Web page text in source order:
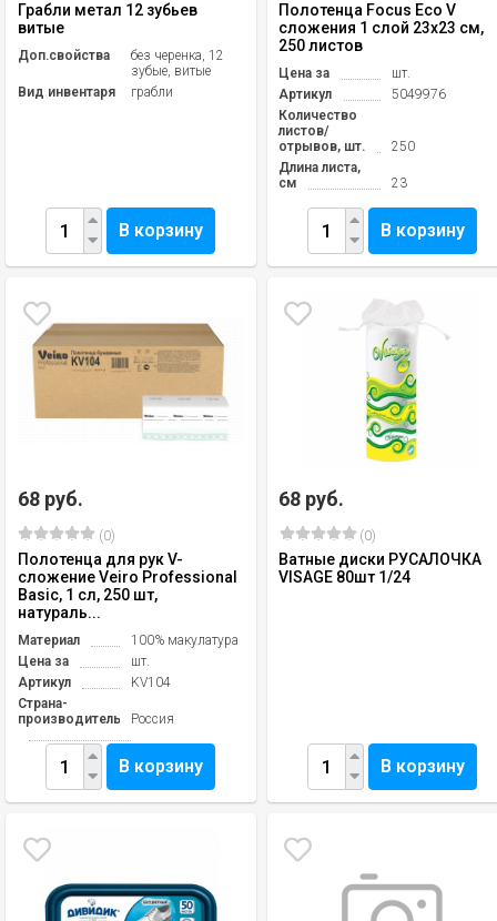
Грабли метал 12 зубьев
витые
Доп.свойства
без черенка, 12
зубые, витые
Вид инвентаря
грабли
В корзину
Полотенца Focus Eco V
сложения 1 слой 23х23 см,
250 листов
Цена за
шт.
Артикул
5049976
Количество
листов/
отрывов, шт.
250
Длина листа,
см
23
В корзину
68 руб.
(0)
Полотенца для рук V-
сложение Veiro Professional
Basic, 1 сл, 250 шт,
натураль...
Материал
100% макулатура
Цена за
шт.
Артикул
KV104
Страна-
производитель
Россия
В корзину
68 руб.
(0)
Ватные диски РУСАЛОЧКА
VISAGE 80шт 1/24
В корзину